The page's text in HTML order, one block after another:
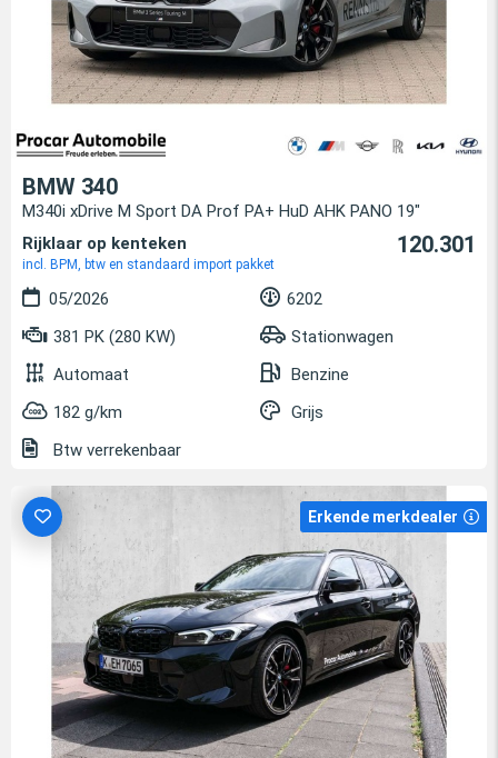
BMW 340
M340i xDrive M Sport DA Prof PA+ HuD AHK PANO 19"
Rijklaar op kenteken
incl. BPM, btw en standaard import pakket
120.301
05/2026
6202
381 PK (280 KW)
Stationwagen
Automaat
Benzine
182 g/km
Grijs
Btw verrekenbaar
Erkende merkdealer